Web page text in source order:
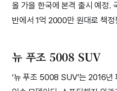
올 가을 한국에 본격 출시 예정.
반에서 1억 2000만 원대로 책정
뉴 푸조 5008 SUV
‘뉴 푸조 5008 SUV’는 2016년